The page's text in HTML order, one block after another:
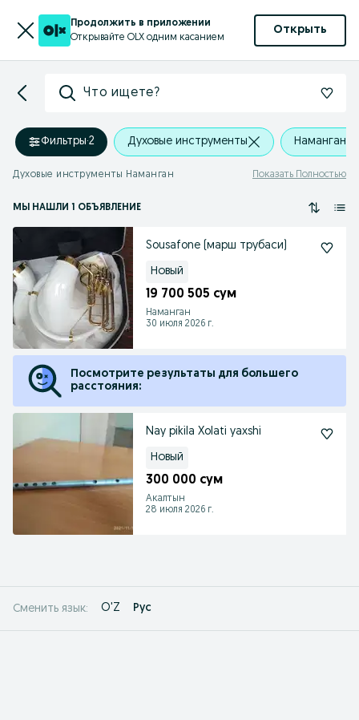
Продолжить в приложении
Открывайте OLX одним касанием
Открыть
Что ищете?
Фильтры·2 Духовые инструменты Наманган
Духовые инструменты Наманган Показать Полностью
МЫ НАШЛИ 1 ОБЪЯВЛЕНИЕ
Sousafone (марш трубаси)
Новый
19 700 505 сум
Наманган
30 июля 2026 г.
Посмотрите результаты для большего
расстояния:
Nay pikila Xolati yaxshi
Новый
300 000 сум
Акалтын
28 июля 2026 г.
Сменить язык: O'Z Рус